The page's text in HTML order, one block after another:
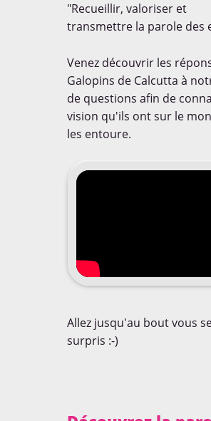
Le dico de Loulou Les
Non classé
Notre Trip Advisor
 

3,329

105

Et soyez les premiers
informés de tout!
Garanti zéro spam.
"Recueillir, valoriser et
transmettre la parole des
Venez découvrir les
Galopins de Calcutta à
de questions afin de
vision qu'ils ont sur le
les entoure.
Allez jusqu'au bout vous
surpris :-)